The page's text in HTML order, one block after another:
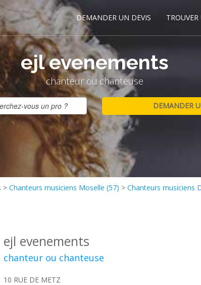
DEMANDER UN DEVIS
ejl evenements
chanteur ou chanteuse
> Chanteurs musiciens Moselle (57) > Chanteurs musiciens
ejl evenements
chanteur ou chanteuse
10 RUE DE METZ